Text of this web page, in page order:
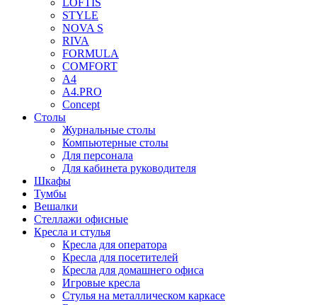
STYLE
NOVA S
RIVA
FORMULA
COMFORT
A4
A4.PRO
Concept
Столы
Журнальные столы
Компьютерные столы
Для персонала
Для кабинета руководителя
Шкафы
Тумбы
Вешалки
Стеллажи офисные
Кресла и стулья
Кресла для оператора
Кресла для посетителей
Кресла для домашнего офиса
Игровые кресла
Стулья на металлическом каркасе